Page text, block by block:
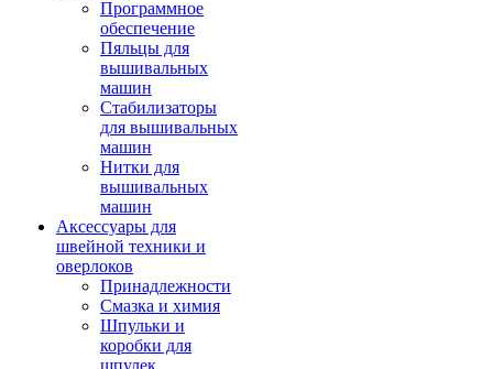
Программное
обеспечение
Пяльцы для
вышивальных
машин
Стабилизаторы
для вышивальных
машин
Нитки для
вышивальных
машин
Аксессуары для
швейной техники и
оверлоков
Принадлежности
Смазка и химия
Шпульки и
коробки для
шпулек